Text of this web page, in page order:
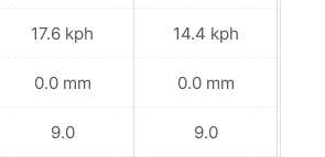
17.6 kph
0.0 mm
9.0
14.4 kph
0.0 mm
9.0